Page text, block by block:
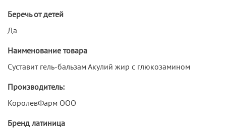
Беречь от детей
Да
Наименование товара
Суставит гель-бальзам Акулий жир с глюкозамином
Производитель:
КоролевФарм ООО
Бренд латиница